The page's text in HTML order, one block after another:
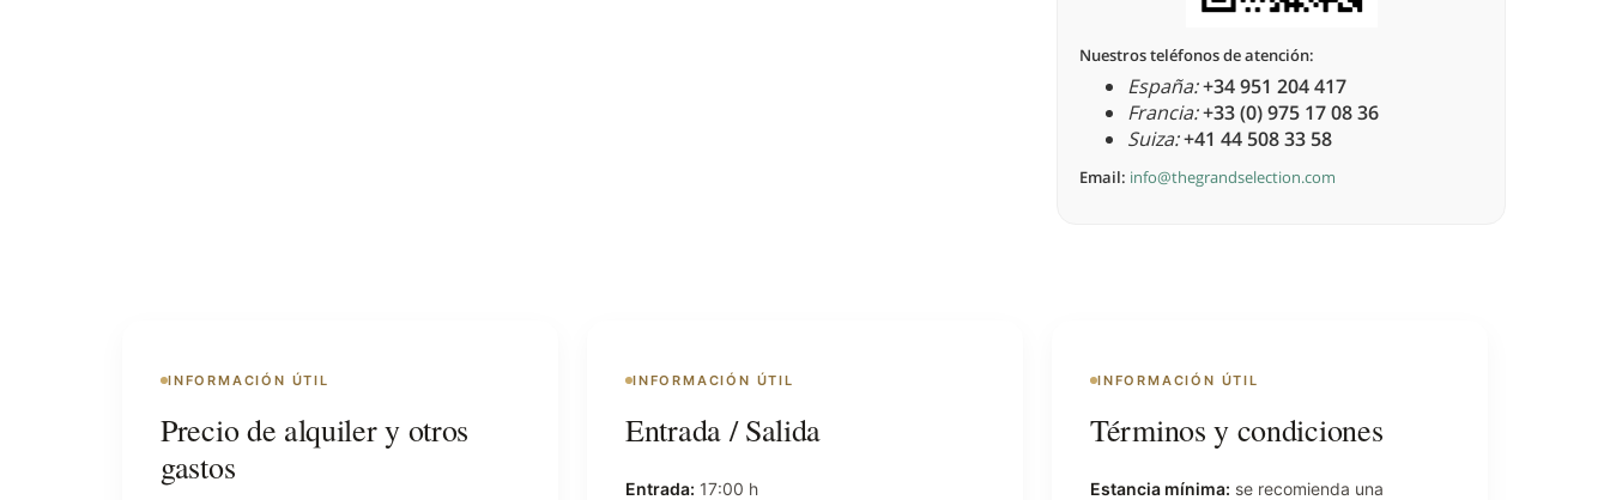
Nuestros teléfonos de atención:
España:+34 951 204 417
Francia:+33 (0) 975 17 08 36
Suiza:+41 44 508 33 58
Email: info@thegrandselection.com
INFORMACIÓN ÚTIL
Precio de alquiler y otros
gastos
INFORMACIÓN ÚTIL
Entrada / Salida
Entrada: 17:00 h
INFORMACIÓN ÚTIL
Términos y condiciones
Estancia mínima: se recomienda una